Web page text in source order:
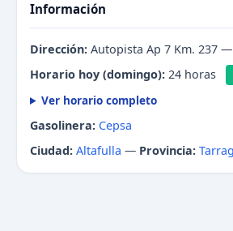
Información
Dirección: Autopista Ap 7 Km. 237 —
Horario hoy (domingo): 24 horas
Ver horario completo
Gasolinera: Cepsa
Ciudad: Altafulla — Provincia: